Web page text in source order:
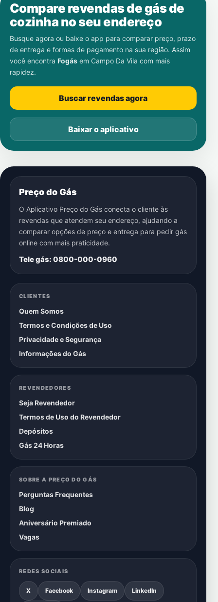
Compare revendas de gás de
cozinha no seu endereço
Busque agora ou baixe o app para comparar preço, prazo
de entrega e formas de pagamento na sua região. Assim
você encontra Fogás em Campo Da Vila com mais
rapidez.
Buscar revendas agora
Baixar o aplicativo
Preço do Gás
O Aplicativo Preço do Gás conecta o cliente às
revendas que atendem seu endereço, ajudando a
comparar opções de preço e entrega para pedir gás
online com mais praticidade.
Tele gás: 0800-000-0960
CLIENTES
Quem Somos
Termos e Condições de Uso
Privacidade e Segurança
Informações do Gás
REVENDEDORES
Seja Revendedor
Termos de Uso do Revendedor
Depósitos
Gás 24 Horas
SOBRE A PREÇO DO GÁS
Perguntas Frequentes
Blog
Aniversário Premiado
Vagas
REDES SOCIAIS
X Facebook Instagram LinkedIn